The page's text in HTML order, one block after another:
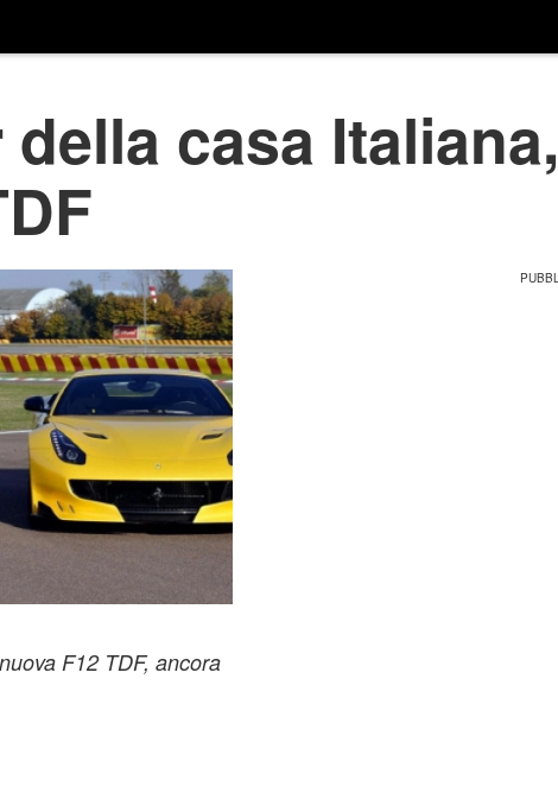
casa
F12 TDF, ancora